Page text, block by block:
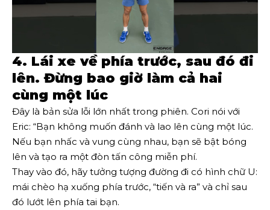
4. Lái xe về phía trước, sau đó đi
lên. Đừng bao giờ làm cả hai
cùng một lúc
Đây là bản sửa lỗi lớn nhất trong phiên. Cori nói với
Eric: “Bạn không muốn đánh và lao lên cùng một lúc.
Nếu bạn nhấc và vung cùng nhau, bạn sẽ bật bóng
lên và tạo ra một đòn tấn công miễn phí.
Thay vào đó, hãy tưởng tượng đường đi có hình chữ U:
mái chèo hạ xuống phía trước, “tiến và ra” và chỉ sau
đó lướt lên phía tai bạn.